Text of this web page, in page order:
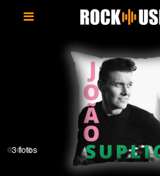
3 fotos